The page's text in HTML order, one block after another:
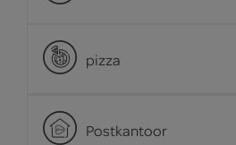
pizza
Postkantoor